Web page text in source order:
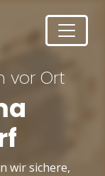
vor Ort
wir sichere,